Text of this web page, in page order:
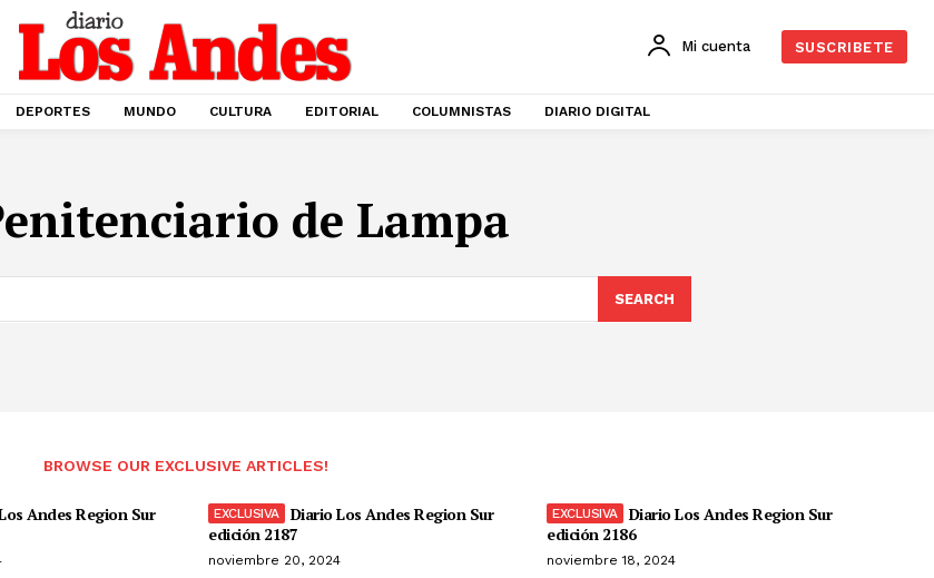
Mi cuenta SUSCRIBETE
DEPORTES MUNDO CULTURA EDITORIAL COLUMNISTAS DIARIO DIGITAL
de Lampa
SEARCH
BROWSE OUR EXCLUSIVE ARTICLES!
Andes Region Sur
Diario Los Andes Region Sur
edición 2187
noviembre 20, 2024
Diario Los Andes Region Sur
edición 2186
noviembre 18, 2024